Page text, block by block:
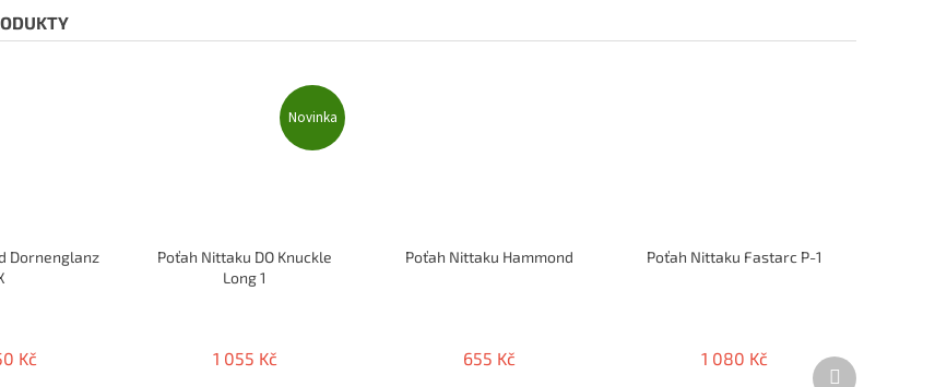
Dornenglanz
Kč
Novinka
Poťah Nittaku DO Knuckle
Long 1
1 055 Kč
Poťah Nittaku Hammond
655 Kč
Poťah Nittaku Fastarc P-1
1 080 Kč
Další